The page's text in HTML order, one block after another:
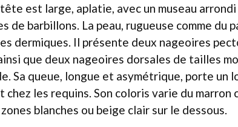
est large, aplatie, avec un museau
de barbillons. La peau, rugueuse comme du
dermiques. Il présente deux nageoires
que deux nageoires dorsales de tailles
Sa queue, longue et asymétrique, porte un
chez les requins. Son coloris varie du marron
blanches ou beige clair sur le dessous.